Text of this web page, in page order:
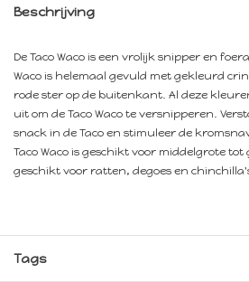
Beschrijving
De Taco Waco is een vrolijk snipper en
Waco is helemaal gevuld met gekleurd
rode ster op de buitenkant. Al deze
uit om de Taco Waco te versnipperen.
snack in de Taco en stimuleer de
Taco Waco is geschikt voor middelgrote
geschikt voor ratten, degoes en
Tags